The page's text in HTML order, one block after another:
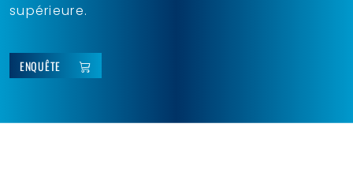
supérieure.
ENQUÊTE